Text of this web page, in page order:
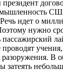
президент
идет о
нужно
проводят
разоружения. В
затеять